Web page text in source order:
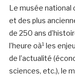
Le musée national
et des plus
de 250 ans
l’heure oà¹ les
de l’actualité
sciences, etc.), le